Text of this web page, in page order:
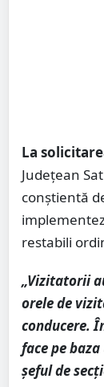
La
Județean
conștientă
restabili
„Vizitatorii
orele de
conducere.
face pe
șeful de